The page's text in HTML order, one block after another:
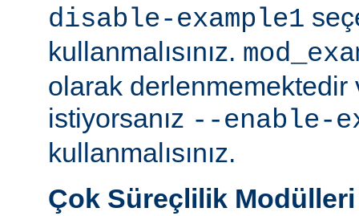
disable-example1
kullanmalısınız.
olarak derlenmemektedir
istiyorsanız --enable-
kullanmalısınız.
Çok Süreçlilik Modülleri